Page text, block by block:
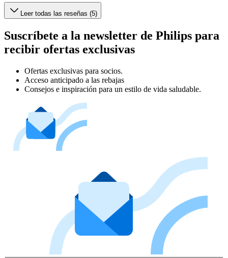
Leer todas las reseñas (5)
Suscríbete a la newsletter de Philips para
recibir ofertas exclusivas
Ofertas exclusivas para socios.
Acceso anticipado a las rebajas
Consejos e inspiración para un estilo de vida saludable.